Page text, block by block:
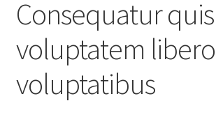
Consequatur quis
voluptatem libero
voluptatibus